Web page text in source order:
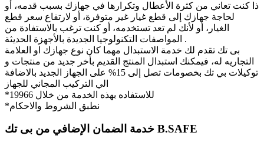
ذا كنت تعاني من كثرة الأعطال وتكرارها في جهازك بسبب قدمه، أو
لحاجة جهازك إلى قطع غيار غير متوفرة، أو لارتفاع سعر قطع
الغيار، أو لأنك لم تعد تستخدمه، أو كنت ترغب بالاستفادة من
المواصفات التكنولوجيا الجديدة بالأجهزة الحديثة .
بى تك تقدم لك خدمة الاستبدال مهما كان نوع جهازك او العلامة
التجاريه له، فيمكنك استبدال المنتج القديم بأخر جديد من منتجات و
توكيلات بي تك بخصومات تصل إلى 15% على الجهاز الجديد بالاضافة
الي التركيب المجاني للجهاز
*للاستفاده بهذه الخدمة من خلال 19966
*نطبق الشروط والاحكام
خدمة الضمان الإضافي من بى تك B.SAFE